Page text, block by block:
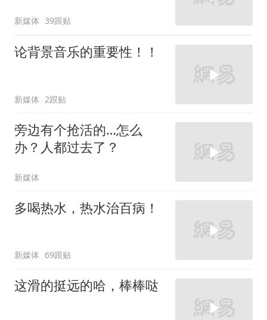
新媒体 39跟贴
论背景音乐的重要性！！
新媒体 2跟贴
旁边有个抢活的…怎么
办？人都过去了？
新媒体
多喝热水，热水治百病！
新媒体 69跟贴
这滑的挺远的哈，棒棒哒